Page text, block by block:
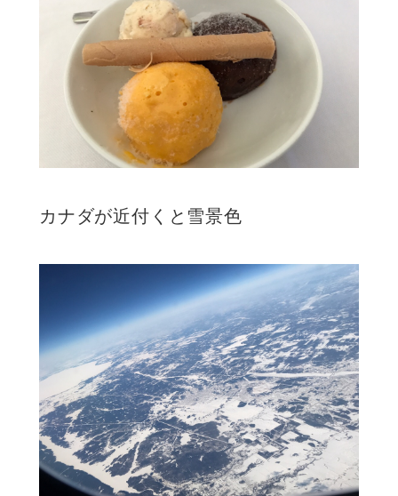
カナダが近付くと雪景色